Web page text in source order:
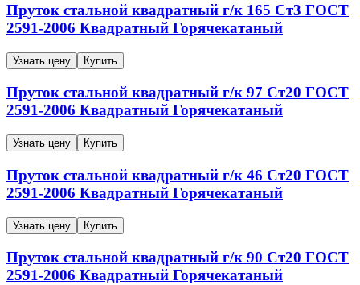
Пруток стальной квадратный г/к 165 Ст3 ГОСТ
2591-2006 Квадратный Горячекатаный
Узнать цену Купить
Пруток стальной квадратный г/к 97 Ст20 ГОСТ
2591-2006 Квадратный Горячекатаный
Узнать цену Купить
Пруток стальной квадратный г/к 46 Ст20 ГОСТ
2591-2006 Квадратный Горячекатаный
Узнать цену Купить
Пруток стальной квадратный г/к 90 Ст20 ГОСТ
2591-2006 Квадратный Горячекатаный